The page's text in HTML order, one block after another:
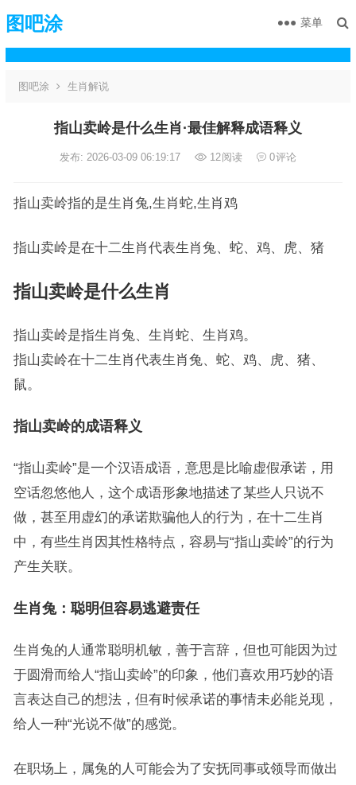
图吧涂 菜单
图吧涂 生肖解说
指山卖岭是什么生肖·最佳解释成语释义
发布: 2026-03-09 06:19:17 12阅读 0评论
指山卖岭指的是生肖兔,生肖蛇,生肖鸡
指山卖岭是在十二生肖代表生肖兔、蛇、鸡、虎、猪
指山卖岭是什么生肖
指山卖岭是指生肖兔、生肖蛇、生肖鸡。
指山卖岭在十二生肖代表生肖兔、蛇、鸡、虎、猪、
鼠。
指山卖岭的成语释义
“指山卖岭”是一个汉语成语，意思是比喻虚假承诺，用
空话忽悠他人，这个成语形象地描述了某些人只说不
做，甚至用虚幻的承诺欺骗他人的行为，在十二生肖
中，有些生肖因其性格特点，容易与“指山卖岭”的行为
产生关联。
生肖兔：聪明但容易逃避责任
生肖兔的人通常聪明机敏，善于言辞，但也可能因为过
于圆滑而给人“指山卖岭”的印象，他们喜欢用巧妙的语
言表达自己的想法，但有时候承诺的事情未必能兑现，
给人一种“光说不做”的感觉。
在职场上，属兔的人可能会为了安抚同事或领导而做出